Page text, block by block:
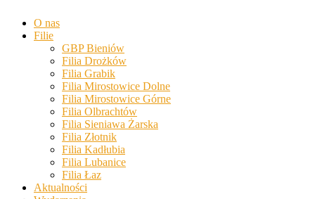
content
Biblioteki
Gminy
mieszczący
O nas
Filie
GBP Bieniów
Filia Drożków
Filia Grabik
Filia Mirostowice Dolne
Filia Mirostowice Górne
Filia Olbrachtów
Filia Sieniawa Żarska
Filia Złotnik
Filia Kadłubia
Filia Lubanice
Filia Łaz
Aktualności